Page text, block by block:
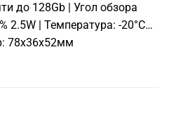
до 128Gb | Угол обзора
2.5W | Температура: -20°C…
78х36х52мм